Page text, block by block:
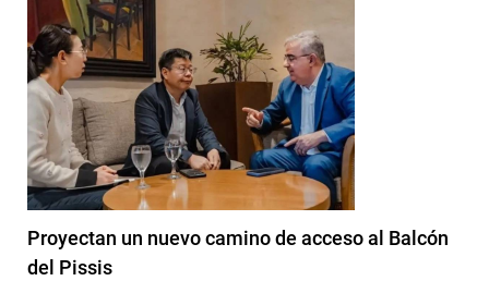
Proyectan un nuevo camino de acceso al Balcón
del Pissis